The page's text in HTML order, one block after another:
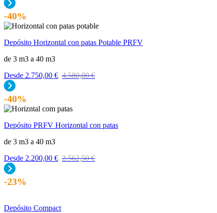
-40%
Depósito Horizontal con patas Potable PRFV
de 3 m3 a 40 m3
Desde 2.750,00 € 4.580,00€
-40%
Depósito PRFV Horizontal con patas
de 3 m3 a 40 m3
Desde 2.200,00 € 2.562,50€
-23%
Depósito Compact